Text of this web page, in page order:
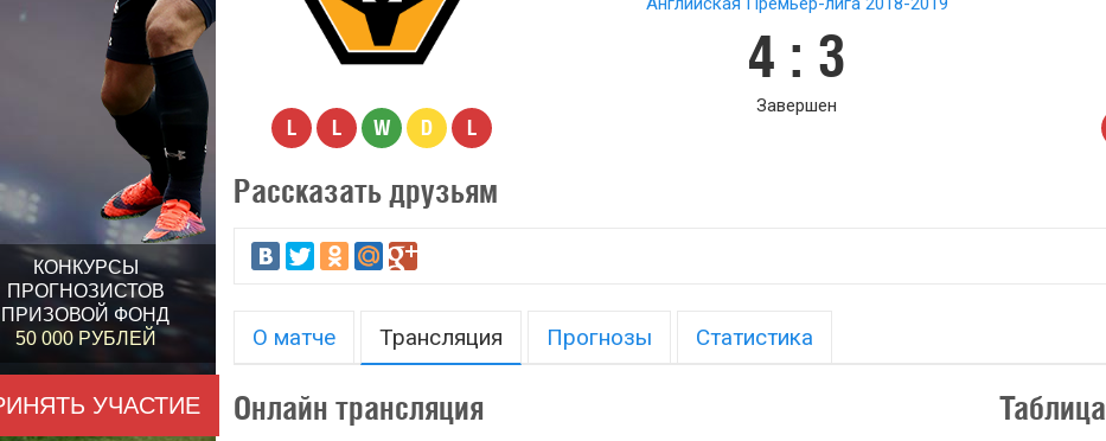
КОНКУРСЫ
ПРОГНОЗИСТОВ
ПРИЗОВОЙ ФОНД
50 000 РУБЛЕЙ
УЧАСТИЕ
L L W D L
4 : 3
Завершен
Рассказать друзьям
О матче Трансляция Прогнозы Статистика
Онлайн трансляция Таблица